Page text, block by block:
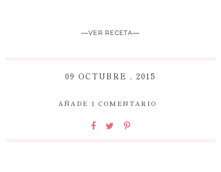
―VER RECETA―
09 OCTUBRE , 2015
AÑADE 1 COMENTARIO